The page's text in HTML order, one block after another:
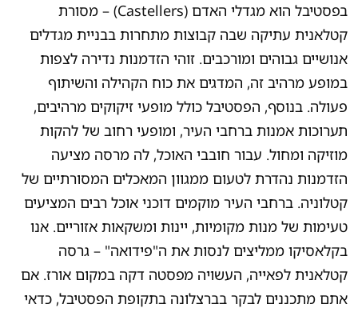
בפסטיבל הוא מגדלי האדם (Castellers) – מסורת
קטלאנית עתיקה שבה קבוצות מתחרות בבניית מגדלים
אנושיים גבוהים ומורכבים. זוהי הזדמנות נדירה לצפות
במופע מרהיב זה, המדגים את כוח הקהילה והשיתוף
פעולה. בנוסף, הפסטיבל כולל מופעי זיקוקים מרהיבים,
תערוכות אמנות ברחבי העיר, ומופעי רחוב של להקות
מוזיקה ומחול. עבור חובבי האוכל, לה מרסה מציעה
הזדמנות נהדרת לטעום ממגוון המאכלים המסורתיים של
קטלוניה. ברחבי העיר מוקמים דוכני אוכל רבים המציעים
טעימות של מנות מקומיות, יינות ומשקאות אזוריים. אנו
בקלאסיקו ממליצים לנסות את ה"פידואה" – גרסה
קטלאנית לפאייה, העשויה מפסטה דקה במקום אורז. אם
אתם מתכננים לבקר בברצלונה בתקופת הפסטיבל, כדאי